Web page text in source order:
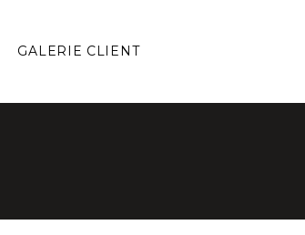
GALERIE CLIENT